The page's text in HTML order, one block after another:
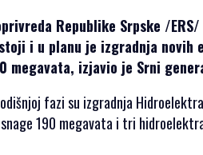
Republike Srpske /
i u planu je izgradnja
megavata, izjavio je Srni
fazi su izgradnja
190 megavata i tri